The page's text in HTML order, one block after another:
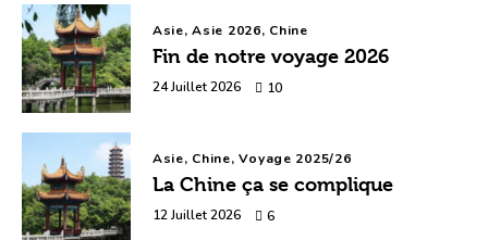
Asie,Asie 2026, Chine
Fin de notre voyage 2026
24 Juillet 2026 10
Asie, Chine,Voyage 2025/26
La Chine ça se complique
12 Juillet 2026 6